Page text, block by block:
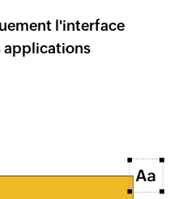
l'interface
applications